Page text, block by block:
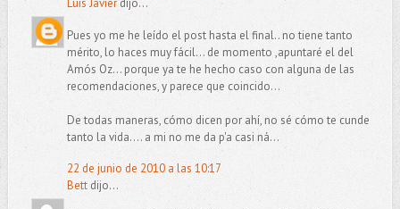
Pues yo me he leído el post hasta el final.. no tiene tanto
mérito, lo haces muy fácil... de momento ,apuntaré el del
Amós Oz... porque ya te he hecho caso con alguna de las
recomendaciones, y parece que coincido...
De todas maneras, cómo dicen por ahí, no sé cómo te cunde
tanto la vida.... a mi no me da p'a casi ná...
22 de junio de 2010 a las 10:17
Bettdijo...